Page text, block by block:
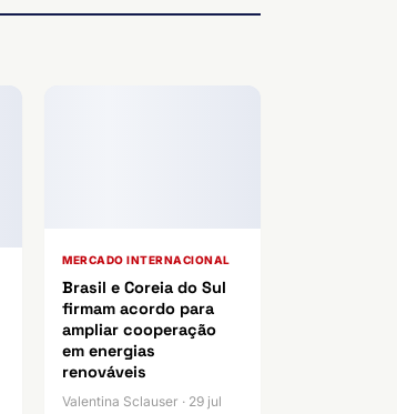
MERCADO INTERNACIONAL
Brasil e Coreia do Sul
firmam acordo para
ampliar cooperação
em energias
renováveis
Valentina Sclauser · 29 jul